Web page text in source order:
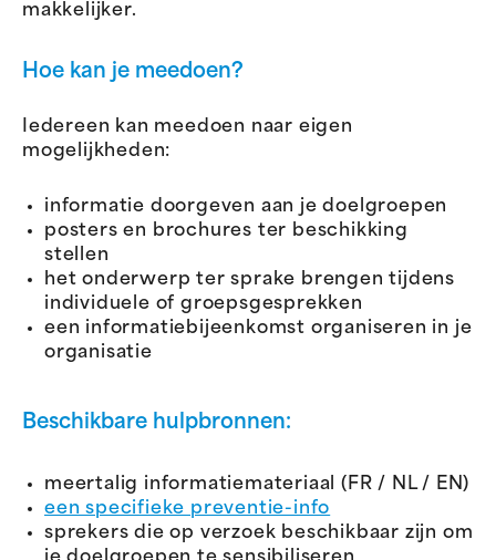
makkelijker.
Hoe kan je meedoen?
Iedereen kan meedoen naar eigen
mogelijkheden:
informatie doorgeven aan je doelgroepen
posters en brochures ter beschikking
stellen
het onderwerp ter sprake brengen tijdens
individuele of groepsgesprekken
een informatiebijeenkomst organiseren in je
organisatie
Beschikbare hulpbronnen:
meertalig informatiemateriaal (FR / NL / EN)
een specifieke preventie-info
sprekers die op verzoek beschikbaar zijn om